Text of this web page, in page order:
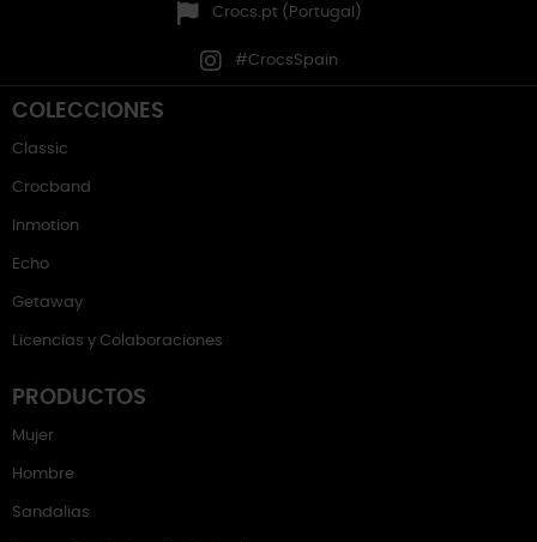
Crocs.pt (Portugal)
#CrocsSpain
COLECCIONES
Classic
Crocband
Inmotion
Echo
Getaway
Licencias y Colaboraciones
PRODUCTOS
Mujer
Hombre
Sandalias